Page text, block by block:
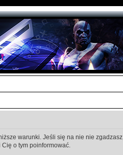
warunki. Jeśli się na nie nie
Cię o tym poinformować.